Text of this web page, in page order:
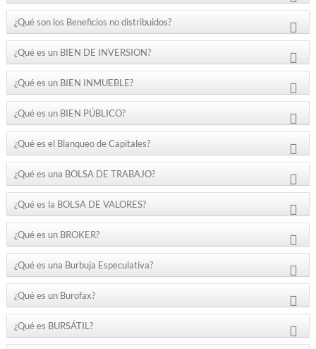
¿Qué son los Beneficios no distribuidos?
¿Qué es un BIEN DE INVERSION?
¿Qué es un BIEN INMUEBLE?
¿Qué es un BIEN PÚBLICO?
¿Qué es el Blanqueo de Capitales?
¿Qué es una BOLSA DE TRABAJO?
¿Qué es la BOLSA DE VALORES?
¿Qué es un BROKER?
¿Qué es una Burbuja Especulativa?
¿Qué es un Burofax?
¿Qué es BURSÁTIL?